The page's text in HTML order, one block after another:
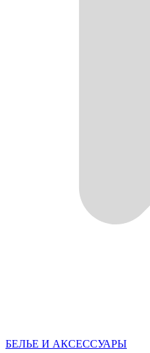
БЕЛЬЕ И АКСЕССУАРЫ